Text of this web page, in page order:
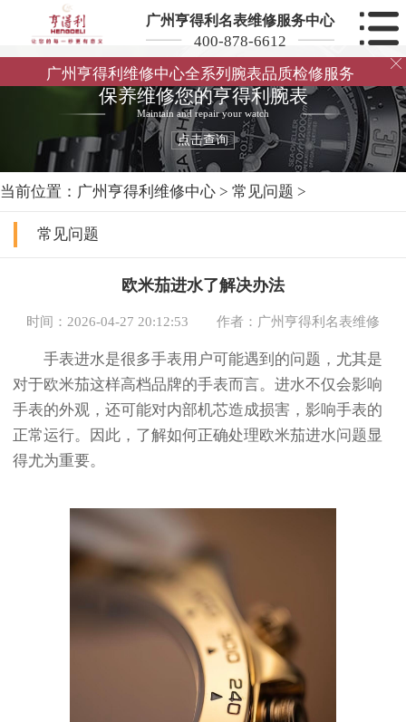
广州亨得利名表维修服务中心
400-878-6612
广州亨得利维修中心全系列腕表品质检修服务

保养维修您的亨得利腕表
Maintain and repair your watch
点击查询
当前位置： 广州亨得利维修中心 > 常见问题 >
常见问题
欧米茄进水了解决办法
时间：2026-04-27 20:12:53 作者：广州亨得利名表维修
手表进水是很多手表用户可能遇到的问题，尤其是
对于欧米茄这样高档品牌的手表而言。进水不仅会影响
手表的外观，还可能对内部机芯造成损害，影响手表的
正常运行。因此，了解如何正确处理欧米茄进水问题显
得尤为重要。